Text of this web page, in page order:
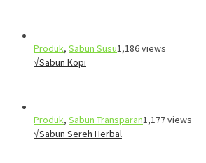
Produk, Sabun Susu1,186 views
√Sabun Kopi
Produk, Sabun Transparan1,177 views
√Sabun Sereh Herbal